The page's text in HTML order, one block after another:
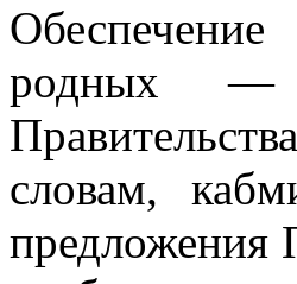
родных —
словам,
предложения